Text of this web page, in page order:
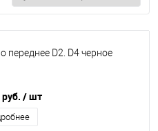
переднее D2. D4 черное
/ шт